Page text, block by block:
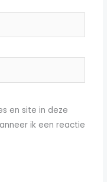
en site in deze
ik een reactie